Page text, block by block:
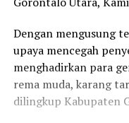
Dengan mengusung
upaya mencegah
menghadirkan para
rema muda, karang
dilingkup Kabupaten